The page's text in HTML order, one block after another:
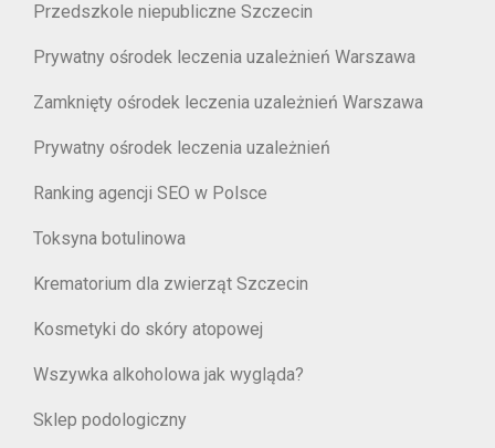
Przedszkole niepubliczne Szczecin
Prywatny ośrodek leczenia uzależnień Warszawa
Zamknięty ośrodek leczenia uzależnień Warszawa
Prywatny ośrodek leczenia uzależnień
Ranking agencji SEO w Polsce
Toksyna botulinowa
Krematorium dla zwierząt Szczecin
Kosmetyki do skóry atopowej
Wszywka alkoholowa jak wygląda?
Sklep podologiczny